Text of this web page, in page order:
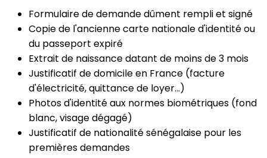
Formulaire de demande dûment rempli et signé
Copie de l'ancienne carte nationale d'identité ou
du passeport expiré
Extrait de naissance datant de moins de 3 mois
Justificatif de domicile en France (facture
d'électricité, quittance de loyer...)
Photos d'identité aux normes biométriques (fond
blanc, visage dégagé)
Justificatif de nationalité sénégalaise pour les
premières demandes